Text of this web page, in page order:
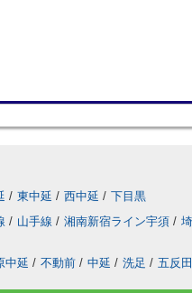
/ 東中延 / 西中延 / 下目黒
/ 山手線 / 湘南新宿ライン宇須 /
中延 / 不動前 / 中延 / 洗足 / 五反田